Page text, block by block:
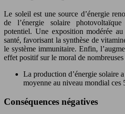
Le soleil est une source d’énergie
de l’énergie solaire
potentiel. Une exposition modérée
santé, favorisant la synthèse de
le système immunitaire. Enfin,
effet positif sur le moral de nombreuses
La production d’énergie solaire
moyenne au niveau mondial ces
Conséquences négatives